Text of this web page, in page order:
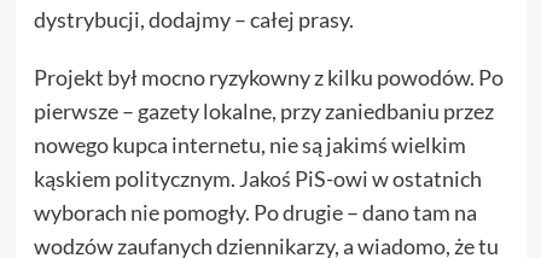
dystrybucji, dodajmy – całej prasy.
Projekt był mocno ryzykowny z kilku powodów. Po
pierwsze – gazety lokalne, przy zaniedbaniu przez
nowego kupca internetu, nie są jakimś wielkim
kąskiem politycznym. Jakoś PiS-owi w ostatnich
wyborach nie pomogły. Po drugie – dano tam na
wodzów zaufanych dziennikarzy, a wiadomo, że tu